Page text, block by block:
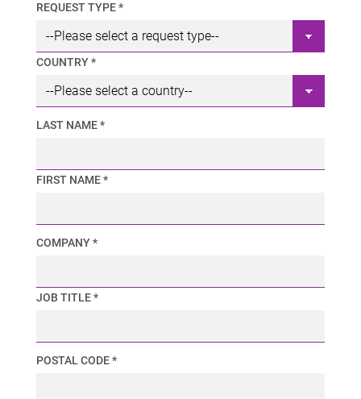
REQUEST TYPE *
COUNTRY *
LAST NAME *
FIRST NAME *
COMPANY *
JOB TITLE *
POSTAL CODE *